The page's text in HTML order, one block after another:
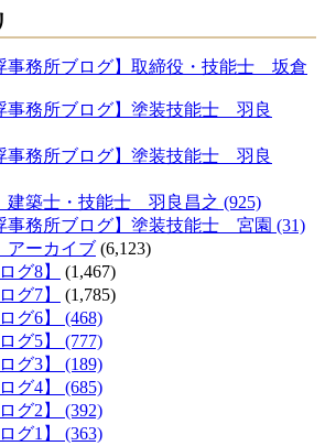
事務所ブログ】取締役・技能士 坂倉
事務所ブログ】塗装技能士 羽良
事務所ブログ】塗装技能士 羽良
建築士・技能士 羽良昌之 (925)
事務所ブログ】塗装技能士 宮園 (31)
アーカイブ (6,123)
グ8】
(1,467)
グ7】
(1,785)
グ6】 (468)
グ5】 (777)
グ3】 (189)
グ4】 (685)
グ2】 (392)
グ1】 (363)